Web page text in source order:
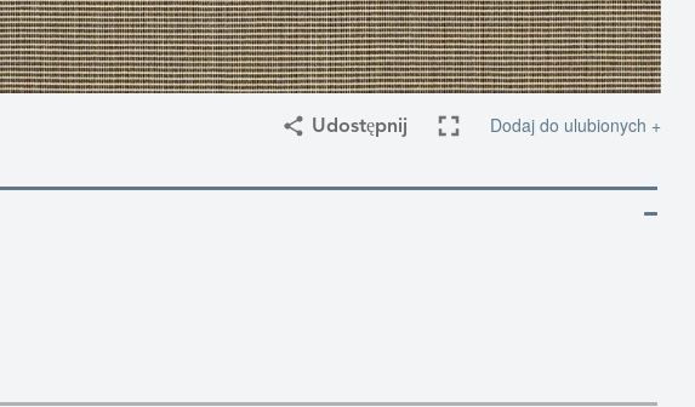
Udostępnij Dodaj do ulubionych +